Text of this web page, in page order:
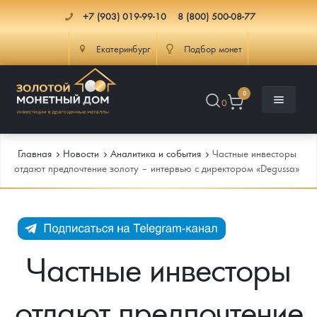
+7 (903) 019-99-10 8 (800) 500-08-77
Екатеринбург Подбор монет
0
0
Каталог Монет
Инвестиционные монеты
Инфо
Как сделать заказ
Доставка
Главная Новости Аналитика и события
Частные инвесторы
отдают предпочтение золоту – интервью с директором «Degussa»
Частные инвесторы